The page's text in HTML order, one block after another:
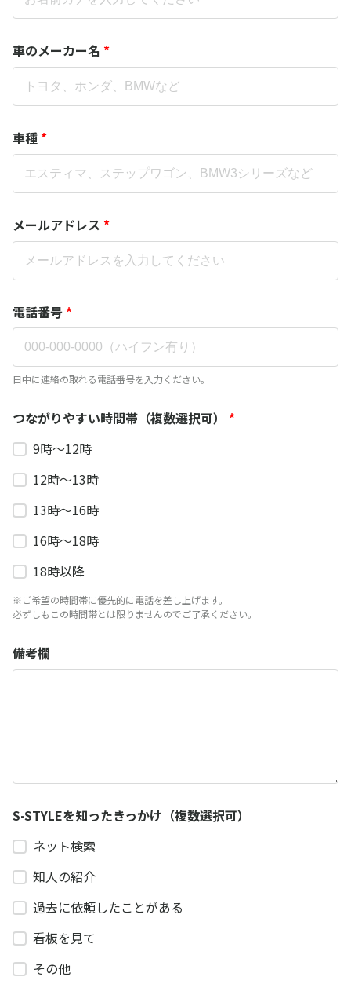
車のメーカー名 *
車種 *
メールアドレス *
電話番号 *
日中に連絡の取れる電話番号を入力ください。
つながりやすい時間帯（複数選択可）
*
9時～12時
12時～13時
13時～16時
16時～18時
18時以降
※ご希望の時間帯に優先的に電話を差し上げます。
必ずしもこの時間帯とは限りませんのでご了承ください。
備考欄
S-STYLEを知ったきっかけ（複数選択可）
ネット検索
知人の紹介
過去に依頼したことがある
看板を見て
その他